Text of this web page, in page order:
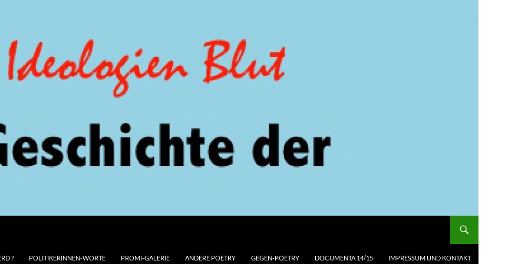
? POLITIKERINNEN-WORTE PROMI-GALERIE ANDERE POETRY GEGEN-POETRY DOCUMENTA 14/15 IMPRESSUM UND KONTAKT